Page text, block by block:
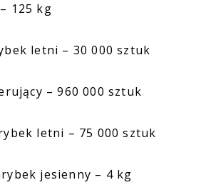
125 kg
letni – 30 000 sztuk
– 960 000 sztuk
letni – 75 000 sztuk
jesienny – 4 kg